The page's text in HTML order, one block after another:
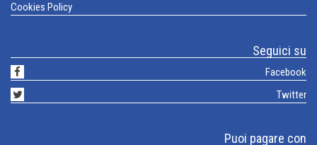
Cookies Policy
Seguici su
Facebook
Twitter
Puoi pagare con